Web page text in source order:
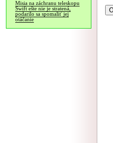
Misia na záchranu teleskopu
Swift ešte nie je stratená,
podarilo sa spomaliť jej
otáčanie